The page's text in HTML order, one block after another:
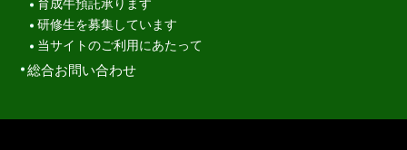
育成牛預託承ります
研修生を募集しています
当サイトのご利用にあたって
総合お問い合わせ